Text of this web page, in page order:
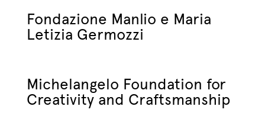
Fondazione Manlio e Maria
Letizia Germozzi
Michelangelo Foundation for
Creativity and Craftsmanship